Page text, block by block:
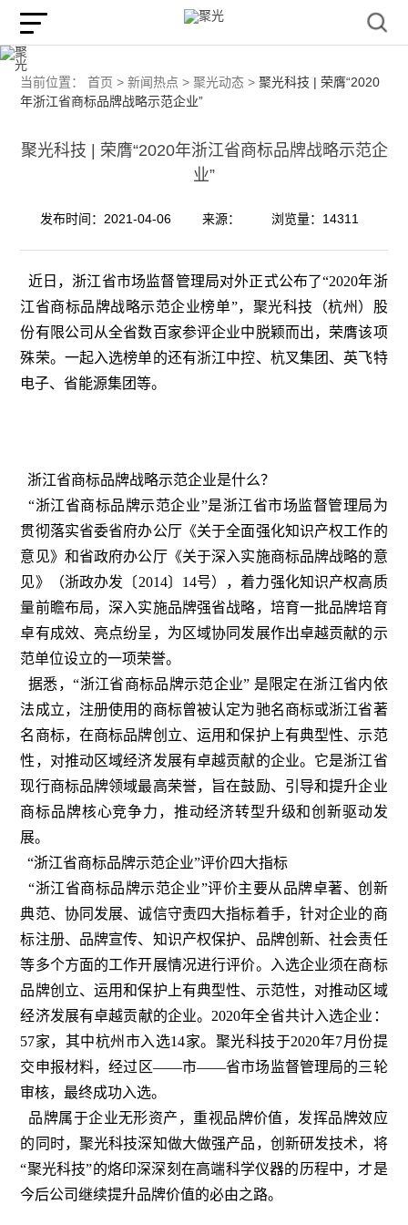
当前位置： 首页 > 新闻热点 > 聚光动态 > 聚光科技 | 荣膺“2020
年浙江省商标品牌战略示范企业”
聚光科技 | 荣膺“2020年浙江省商标品牌战略示范企
业”
发布时间：2021-04-06 来源： 浏览量：14311
近日，浙江省市场监督管理局对外正式公布了“2020年浙
江省商标品牌战略示范企业榜单”，聚光科技（杭州）股
份有限公司从全省数百家参评企业中脱颖而出，荣膺该项
殊荣。一起入选榜单的还有浙江中控、杭叉集团、英飞特
电子、省能源集团等。
浙江省商标品牌战略示范企业是什么？
“浙江省商标品牌示范企业”是浙江省市场监督管理局为
贯彻落实省委省府办公厅《关于全面强化知识产权工作的
意见》和省政府办公厅《关于深入实施商标品牌战略的意
见》（浙政办发〔2014〕14号），着力强化知识产权高质
量前瞻布局，深入实施品牌强省战略，培育一批品牌培育
卓有成效、亮点纷呈，为区域协同发展作出卓越贡献的示
范单位设立的一项荣誉。
据悉，“浙江省商标品牌示范企业” 是限定在浙江省内依
法成立，注册使用的商标曾被认定为驰名商标或浙江省著
名商标，在商标品牌创立、运用和保护上有典型性、示范
性，对推动区域经济发展有卓越贡献的企业。它是浙江省
现行商标品牌领域最高荣誉，旨在鼓励、引导和提升企业
商标品牌核心竞争力，推动经济转型升级和创新驱动发
展。
“浙江省商标品牌示范企业”评价四大指标
“浙江省商标品牌示范企业”评价主要从品牌卓著、创新
典范、协同发展、诚信守责四大指标着手，针对企业的商
标注册、品牌宣传、知识产权保护、品牌创新、社会责任
等多个方面的工作开展情况进行评价。入选企业须在商标
品牌创立、运用和保护上有典型性、示范性，对推动区域
经济发展有卓越贡献的企业。2020年全省共计入选企业：
57家，其中杭州市入选14家。聚光科技于2020年7月份提
交申报材料，经过区——市——省市场监督管理局的三轮
审核，最终成功入选。
品牌属于企业无形资产，重视品牌价值，发挥品牌效应
的同时，聚光科技深知做大做强产品，创新研发技术，将
“聚光科技”的烙印深深刻在高端科学仪器的历程中，才是
今后公司继续提升品牌价值的必由之路。